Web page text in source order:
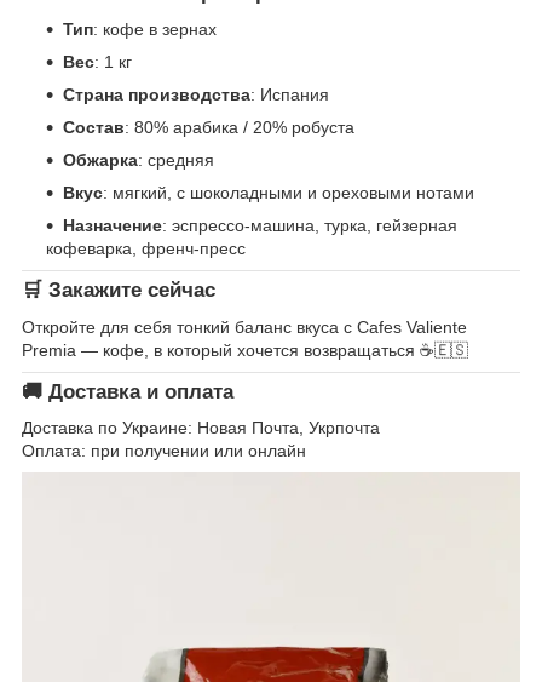
Тип: кофе в зернах
Вес: 1 кг
Страна производства: Испания
Состав: 80% арабика / 20% робуста
Обжарка: средняя
Вкус: мягкий, с шоколадными и ореховыми нотами
Назначение: эспрессо-машина, турка, гейзерная
кофеварка, френч-пресс
🛒 Закажите сейчас
Откройте для себя тонкий баланс вкуса с Cafes Valiente
Premia — кофе, в который хочется возвращаться ☕🇪🇸
🚚 Доставка и оплата
Доставка по Украине: Новая Почта, Укрпочта
Оплата: при получении или онлайн